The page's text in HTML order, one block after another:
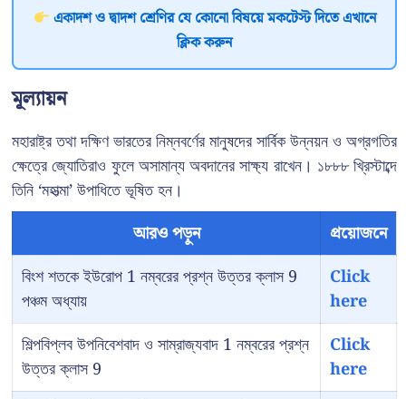
একাদশ ও দ্বাদশ শ্রেণির যে কোনো বিষয়ে মকটেস্ট দিতে এখানে
ক্লিক করুন
মূল্যায়ন
মহারাষ্ট্র তথা দক্ষিণ ভারতের নিম্নবর্ণের মানুষদের সার্বিক উন্নয়ন ও অগ্রগতির
ক্ষেত্রে জ্যোতিরাও ফুলে অসামান্য অবদানের সাক্ষ্য রাখেন। ১৮৮৮ খ্রিস্টাব্দে
তিনি ‘মহাত্মা’ উপাধিতে ভূষিত হন।
আরও পড়ুন
প্রয়োজনে
বিংশ শতকে ইউরোপ 1 নম্বরের প্রশ্ন উত্তর ক্লাস 9
পঞ্চম অধ্যায়
Click
here
শিল্পবিপ্লব উপনিবেশবাদ ও সাম্রাজ্যবাদ 1 নম্বরের প্রশ্ন
উত্তর ক্লাস 9
Click
here